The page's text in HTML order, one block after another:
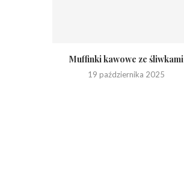
Muffinki kawowe ze śliwkami
19 października 2025